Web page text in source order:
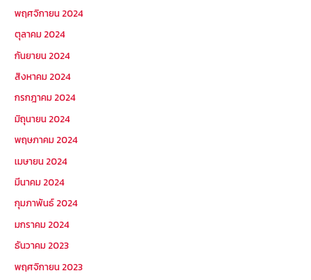
พฤศจิกายน 2024
ตุลาคม 2024
กันยายน 2024
สิงหาคม 2024
กรกฎาคม 2024
มิถุนายน 2024
พฤษภาคม 2024
เมษายน 2024
มีนาคม 2024
กุมภาพันธ์ 2024
มกราคม 2024
ธันวาคม 2023
พฤศจิกายน 2023